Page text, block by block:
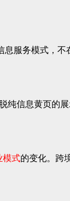
服务模式，
纯信息黄页
模式的变化。跨